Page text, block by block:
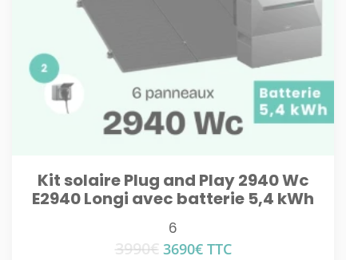
Kit solaire Plug and Play 2940 Wc
E2940 Longi avec batterie 5,4 kWh
6
3990€ Le
3690€Le
TTC